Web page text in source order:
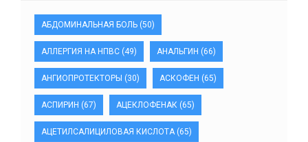
АБДОМИНАЛЬНАЯ БОЛЬ (50)
АЛЛЕРГИЯ НА НПВС (49) АНАЛЬГИН (66)
АНГИОПРОТЕКТОРЫ (30) АСКОФЕН (65)
АСПИРИН (67) АЦЕКЛОФЕНАК (65)
АЦЕТИЛСАЛИЦИЛОВАЯ КИСЛОТА(65)